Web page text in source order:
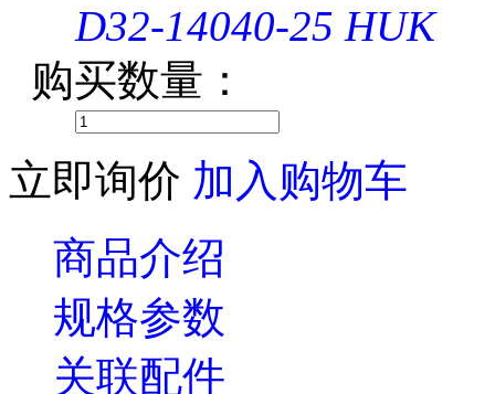
D32-14040-25 HUK
购买数量：
立即询价 加入购物车
商品介绍
规格参数
关联配件